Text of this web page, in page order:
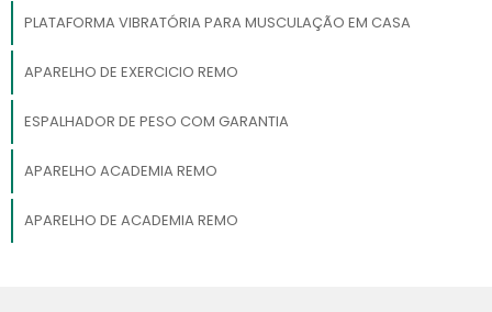
PLATAFORMA VIBRATÓRIA PARA MUSCULAÇÃO EM CASA
APARELHO DE EXERCICIO REMO
ESPALHADOR DE PESO COM GARANTIA
APARELHO ACADEMIA REMO
APARELHO DE ACADEMIA REMO